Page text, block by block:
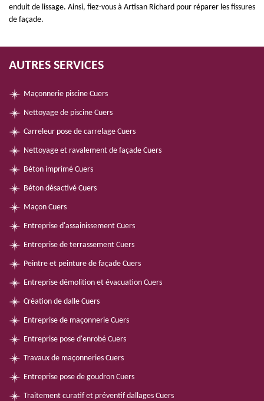
enduit de lissage. Ainsi, fiez-vous à Artisan Richard pour réparer les fissures
de façade.
AUTRES SERVICES
Maçonnerie piscine Cuers
Nettoyage de piscine Cuers
Carreleur pose de carrelage Cuers
Nettoyage et ravalement de façade Cuers
Béton imprimé Cuers
Béton désactivé Cuers
Maçon Cuers
Entreprise d'assainissement Cuers
Entreprise de terrassement Cuers
Peintre et peinture de façade Cuers
Entreprise démolition et évacuation Cuers
Création de dalle Cuers
Entreprise de maçonnerie Cuers
Entreprise pose d'enrobé Cuers
Travaux de maçonneries Cuers
Entreprise pose de goudron Cuers
Traitement curatif et préventif dallages Cuers